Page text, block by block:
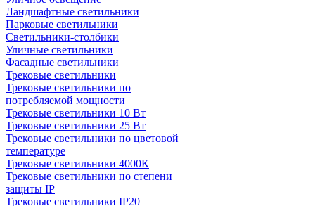
Ландшафтные светильники
Парковые светильники
Светильники-столбики
Уличные светильники
Фасадные светильники
Трековые светильники
Трековые светильники по
потребляемой мощности
Трековые светильники 10 Вт
Трековые светильники 25 Вт
Трековые светильники по цветовой
температуре
Трековые светильники 4000К
Трековые светильники по степени
защиты IP
Трековые светильники IP20